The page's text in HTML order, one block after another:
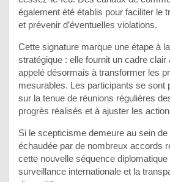
également été établis pour faciliter le
et prévenir d’éventuelles violations.
Cette signature marque une étape à
stratégique : elle fournit un cadre
appelé désormais à transformer les
mesurables. Les participants se sont
sur la tenue de réunions régulières
progrès réalisés et à ajuster les
Si le scepticisme demeure au sein de
échaudée par de nombreux accords
cette nouvelle séquence
surveillance internationale et la